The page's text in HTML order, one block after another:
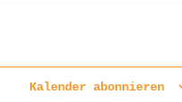
Kalender abonnieren